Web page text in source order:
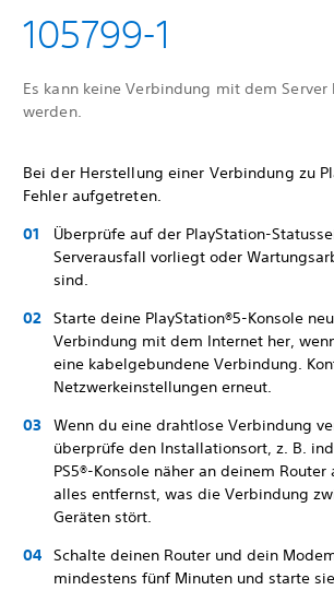
105799-1
Es kann keine Verbindung mit dem
werden.
Bei der Herstellung einer Verbindung zu
Fehler aufgetreten.
Überprüfe auf der PlayStation-
Serverausfall vorliegt oder
sind.
Starte deine PlayStation®5-Konsole
Verbindung mit dem Internet her,
eine kabelgebundene Verbindung.
Netzwerkeinstellungen erneut.
Wenn du eine drahtlose Verbindung
überprüfe den Installationsort, z. B.
PS5®-Konsole näher an deinem
alles entfernst, was die Verbindung
Geräten stört.
Schalte deinen Router und dein
mindestens fünf Minuten und starte